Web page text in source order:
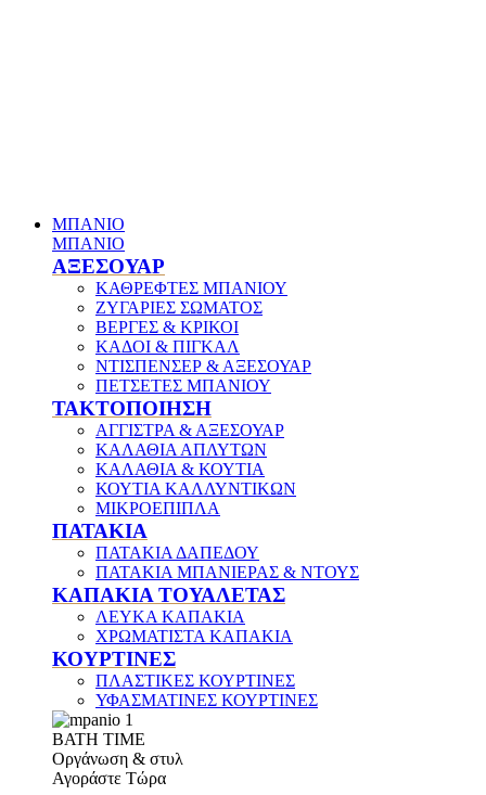
ΜΠΑΝΙΟ
ΜΠΑΝΙΟ
ΑΞΕΣΟΥΑΡ
ΚΑΘΡΕΦΤΕΣ ΜΠΑΝΙΟΥ
ΖΥΓΑΡΙΕΣ ΣΩΜΑΤΟΣ
ΒΕΡΓΕΣ & ΚΡΙΚΟΙ
ΚΑΔΟΙ & ΠΙΓΚΑΛ
ΝΤΙΣΠΕΝΣΕΡ & ΑΞΕΣΟΥΑΡ
ΠΕΤΣΕΤΕΣ ΜΠΑΝΙΟΥ
ΤΑΚΤΟΠΟΙΗΣΗ
ΑΓΓΙΣΤΡΑ & ΑΞΕΣΟΥΑΡ
ΚΑΛΑΘΙΑ ΑΠΛΥΤΩΝ
ΚΑΛΑΘΙΑ & ΚΟΥΤΙΑ
ΚΟΥΤΙΑ ΚΑΛΛΥΝΤΙΚΩΝ
ΜΙΚΡΟΕΠΙΠΛΑ
ΠΑΤΑΚΙΑ
ΠΑΤΑΚΙΑ ΔΑΠΕΔΟΥ
ΠΑΤΑΚΙΑ ΜΠΑΝΙΕΡΑΣ & ΝΤΟΥΣ
ΚΑΠΑΚΙΑ ΤΟΥΑΛΕΤΑΣ
ΛΕΥΚΑ ΚΑΠΑΚΙΑ
ΧΡΩΜΑΤΙΣΤΑ ΚΑΠΑΚΙΑ
ΚΟΥΡΤΙΝΕΣ
ΠΛΑΣΤΙΚΕΣ ΚΟΥΡΤΙΝΕΣ
ΥΦΑΣΜΑΤΙΝΕΣ ΚΟΥΡΤΙΝΕΣ
ΒΑΤΗ ΤΙΜΕ
Οργάνωση & στυλ
Αγοράστε Τώρα